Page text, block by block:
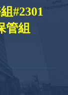
#2301
管組